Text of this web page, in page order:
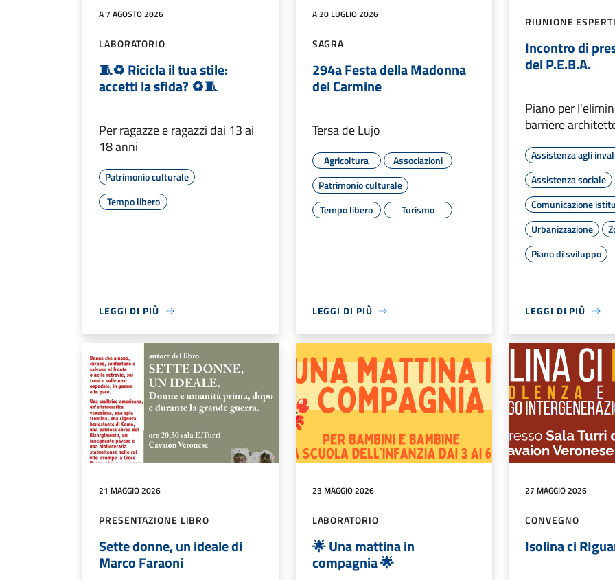
A 7 AGOSTO 2026
LABORATORIO
🧵♻️ Ricicla il tua stile:
accetti la sfida? ♻️🧵
Per ragazze e ragazzi dai 13 ai
18 anni
Patrimonio culturale
Tempo libero
LEGGI DI PIÙ
A 20 LUGLIO 2026
SAGRA
294a Festa della Madonna
del Carmine
Tersa de Lujo
Agricoltura
Associazioni
Patrimonio culturale
Tempo libero
Turismo
LEGGI DI PIÙ
RIUNIONE
Incontro di
del P.E.B.A.
Piano per
barriere
Assistenza agli
Assistenza sociale
Comunicazione
Urbanizzazione
Piano di sviluppo
LEGGI DI PIÙ
21 MAGGIO 2026
PRESENTAZIONE LIBRO
Sette donne, un ideale di
Marco Faraoni
23 MAGGIO 2026
LABORATORIO
🌟 Una mattina in
compagnia 🌟
27 MAGGIO 2026
CONVEGNO
Isolina ci